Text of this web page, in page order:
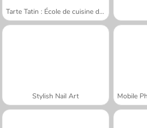
Tarte Tatin : École de cuisine de Sara
Stylish Nail Art